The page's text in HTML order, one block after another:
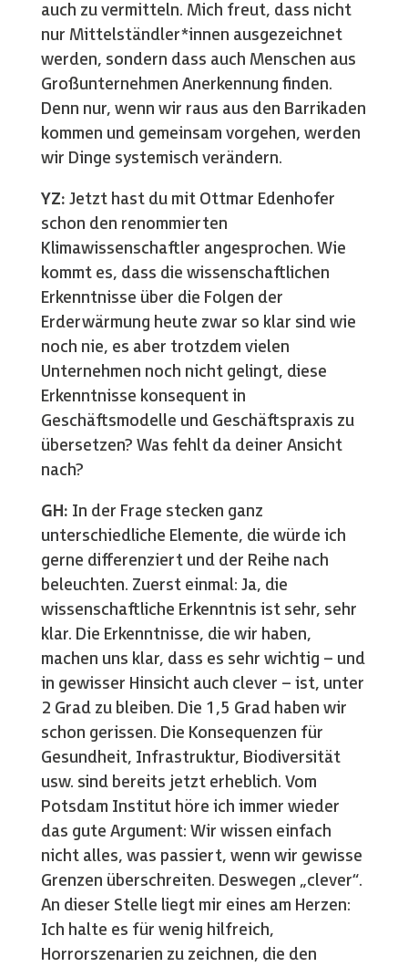
auch zu vermitteln. Mich freut, dass nicht
nur Mittelständler*innen ausgezeichnet
werden, sondern dass auch Menschen aus
Großunternehmen Anerkennung finden.
Denn nur, wenn wir raus aus den Barrikaden
kommen und gemeinsam vorgehen, werden
wir Dinge systemisch verändern.
YZ: Jetzt hast du mit Ottmar Edenhofer
schon den renommierten
Klimawissenschaftler angesprochen. Wie
kommt es, dass die wissenschaftlichen
Erkenntnisse über die Folgen der
Erderwärmung heute zwar so klar sind wie
noch nie, es aber trotzdem vielen
Unternehmen noch nicht gelingt, diese
Erkenntnisse konsequent in
Geschäftsmodelle und Geschäftspraxis zu
übersetzen? Was fehlt da deiner Ansicht
nach?
GH: In der Frage stecken ganz
unterschiedliche Elemente, die würde ich
gerne differenziert und der Reihe nach
beleuchten. Zuerst einmal: Ja, die
wissenschaftliche Erkenntnis ist sehr, sehr
klar. Die Erkenntnisse, die wir haben,
machen uns klar, dass es sehr wichtig – und
in gewisser Hinsicht auch clever – ist, unter
2 Grad zu bleiben. Die 1,5 Grad haben wir
schon gerissen. Die Konsequenzen für
Gesundheit, Infrastruktur, Biodiversität
usw. sind bereits jetzt erheblich. Vom
Potsdam Institut höre ich immer wieder
das gute Argument: Wir wissen einfach
nicht alles, was passiert, wenn wir gewisse
Grenzen überschreiten. Deswegen „clever“.
An dieser Stelle liegt mir eines am Herzen:
Ich halte es für wenig hilfreich,
Horrorszenarien zu zeichnen, die den